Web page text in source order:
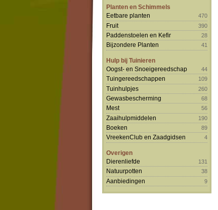
Planten en Schimmels
Eetbare planten
470
Fruit 390
Paddenstoelen en Kefir 28
Bijzondere Planten 41
Hulp bij Tuinieren
Oogst- en Snoeigereedschap
44
Tuingereedschappen 109
Tuinhulpjes 260
Gewasbescherming 68
Mest 56
Zaaihulpmiddelen 190
Boeken 89
VreekenClub en Zaadgidsen 4
Overigen
Dierenliefde
131
Natuurpotten 38
Aanbiedingen 9